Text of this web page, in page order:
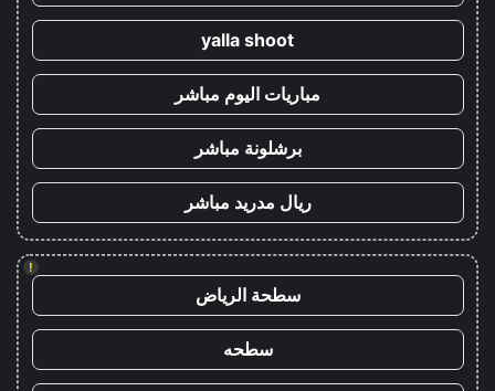
yalla shoot
مباريات اليوم مباشر
برشلونة مباشر
ريال مدريد مباشر
!
سطحة الرياض
سطحه